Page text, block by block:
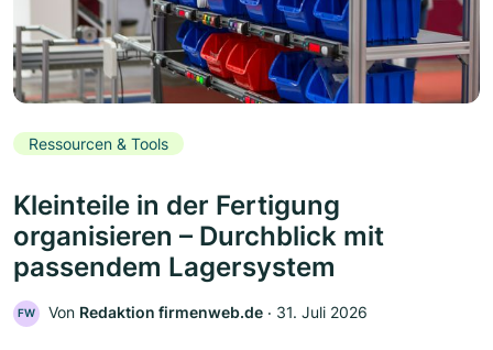
Ressourcen & Tools
Kleinteile in der Fertigung
organisieren – Durchblick mit
passendem Lagersystem
FW Von Redaktion firmenweb.de ‧ 31. Juli 2026